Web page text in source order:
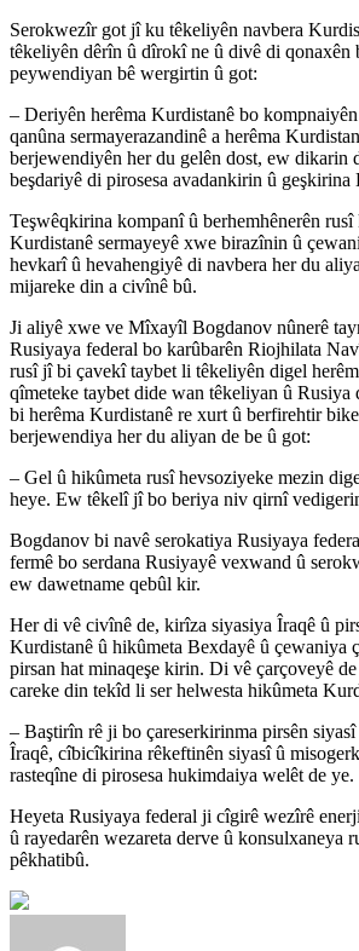
Serokwezîr got jî ku têkeliyên navbera
têkeliyên dêrîn û dîrokî ne û divê di qonaxên
peywendiyan bê wergirtin û got:
– Deriyên herêma Kurdistanê bo
qanûna sermayerazandinê a herêma
berjewendiyên her du gelên dost, ew dikarin
beşdariyê di pirosesa avadankirin û
Teşwêqkirina kompanî û berhemhênerên rusî
Kurdistanê sermayeyê xwe birazînin û
hevkarî û hevahengiyê di navbera her du
mijareke din a civînê bû.
Ji aliyê xwe ve Mîxayîl Bogdanov nûnerê
Rusiyaya federal bo karûbarên Riojhilata
rusî jî bi çavekî taybet li têkeliyên digel
qîmeteke taybet dide wan têkeliyan û
bi herêma Kurdistanê re xurt û berfirehtir
berjewendiya her du aliyan de be û got:
– Gel û hikûmeta rusî hevsoziyeke mezin
heye. Ew têkelî jî bo beriya niv qirnî
Bogdanov bi navê serokatiya Rusiyaya
fermê bo serdana Rusiyayê vexwand û
ew dawetname qebûl kir.
Her di vê civînê de, kirîza siyasiya Îraqê û
Kurdistanê û hikûmeta Bexdayê û çewaniya
pirsan hat minaqeşe kirin. Di vê çarçoveyê
careke din tekîd li ser helwesta hikûmeta
– Baştirîn rê ji bo çareserkirinma pirsên
Îraqê, cîbicîkirina rêkeftinên siyasî û
rasteqîne di pirosesa hukimdaiya welêt de ye.
Heyeta Rusiyaya federal ji cîgirê wezîrê
û rayedarên wezareta derve û konsulxaneya
pêkhatibû.